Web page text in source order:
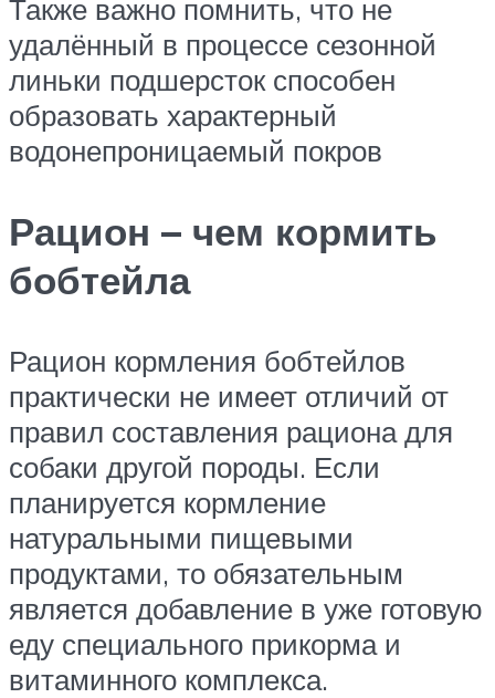
Также важно помнить, что не
удалённый в процессе сезонной
линьки подшерсток способен
образовать характерный
водонепроницаемый покров
Рацион – чем кормить
бобтейла
Рацион кормления бобтейлов
практически не имеет отличий от
правил составления рациона для
собаки другой породы. Если
планируется кормление
натуральными пищевыми
продуктами, то обязательным
является добавление в уже готовую
еду специального прикорма и
витаминного комплекса.